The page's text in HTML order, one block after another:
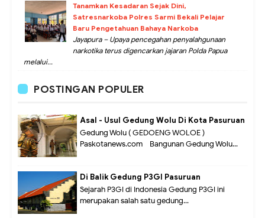
Tanamkan Kesadaran Sejak Dini,
Satresnarkoba Polres Sarmi Bekali Pelajar
Baru Pengetahuan Bahaya Narkoba
Jayapura – Upaya pencegahan penyalahgunaan
narkotika terus digencarkan jajaran Polda Papua
melalui...
POSTINGAN POPULER
Asal - Usul Gedung Wolu Di Kota Pasuruan
Gedung Wolu ( GEDOENG WOLOE )
Paskotanews.com - Bangunan Gedung Wolu...
Di Balik Gedung P3GI Pasuruan
Sejarah P3GI di Indonesia Gedung P3GI ini
merupakan salah satu gedung...